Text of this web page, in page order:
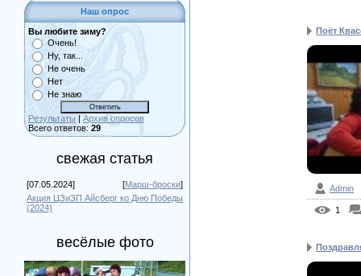
Наш опрос
Вы любите зиму?
Очень!
Ну, так...
Не очень
Нет
Не знаю
Результаты | Архив опросов
Всего ответов: 29
свежая статья
[07.05.2024] [Марш-броски]
Акция ЦЗиЗП Айсберг ко Дню Победы
(2024)
весёлые фото
Поёт
Admin
1